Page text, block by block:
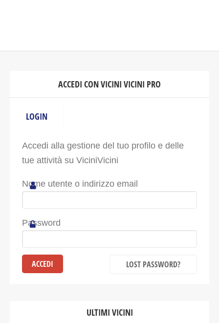
ACCEDI CON VICINI VICINI PRO
LOGIN
Accedi alla gestione del tuo profilo e delle
tue attività su ViciniVicini
Nome utente o indirizzo email
Password
LOST PASSWORD?
ULTIMI VICINI